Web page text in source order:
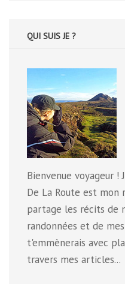
QUI SUIS JE ?
Bienvenue voyageur !
De La Route est mon
partage les récits de
randonnées et de
t'emmènerais avec
travers mes articles...